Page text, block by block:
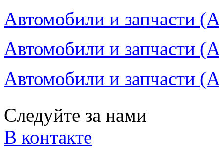
Автомобили и запчасти
Автомобили и запчасти
Автомобили и запчасти
Следуйте за нами
В контакте